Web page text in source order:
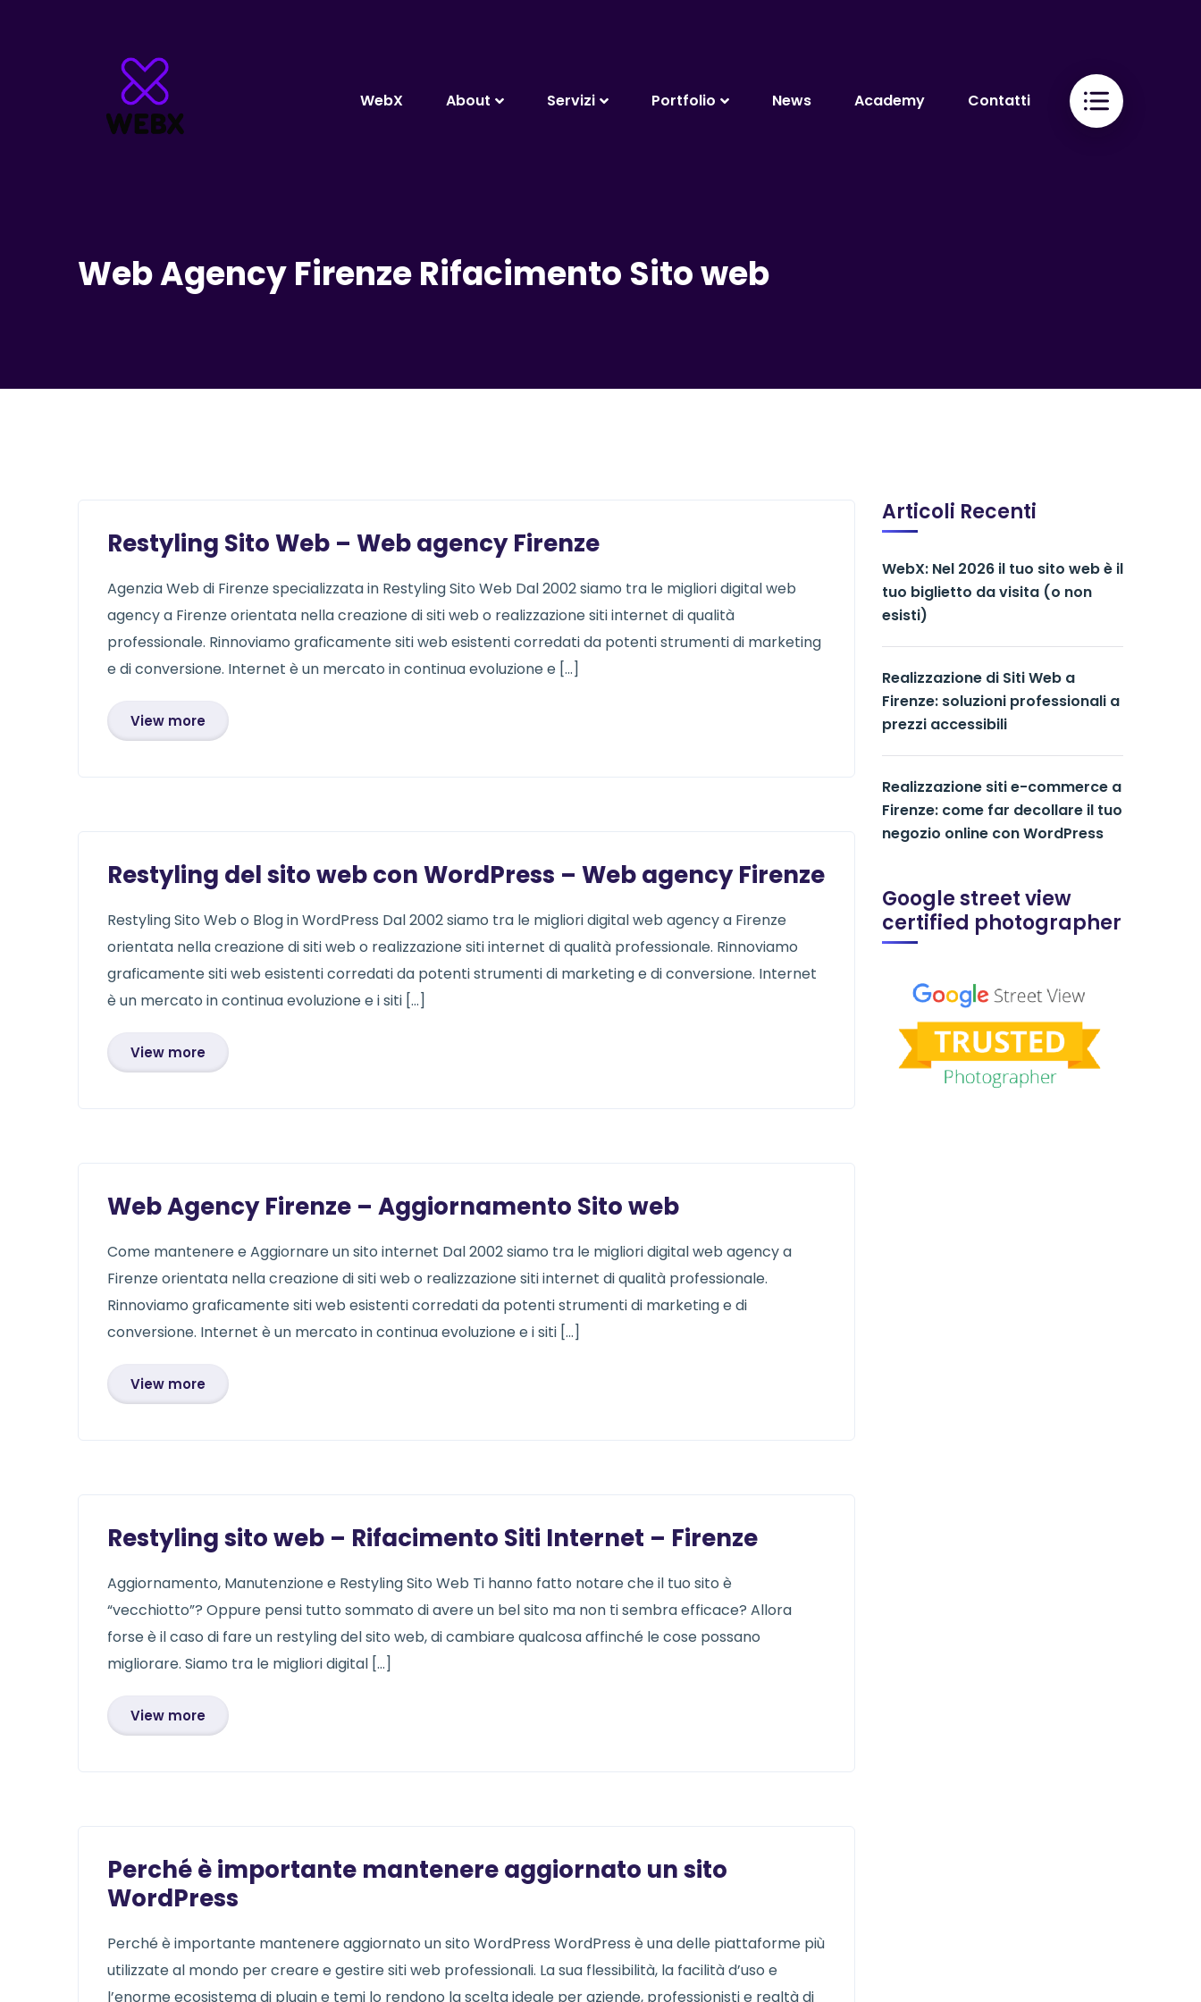
WebX About Servizi Portfolio News Academy Contatti
Web Agency Firenze Rifacimento Sito web
Restyling Sito Web – Web agency Firenze
Agenzia Web di Firenze specializzata in Restyling Sito Web Dal 2002 siamo tra le migliori digital web
agency a Firenze orientata nella creazione di siti web o realizzazione siti internet di qualità
professionale. Rinnoviamo graficamente siti web esistenti corredati da potenti strumenti di marketing
e di conversione. Internet è un mercato in continua evoluzione e […]
View more
Restyling del sito web con WordPress – Web agency Firenze
Restyling Sito Web o Blog in WordPress Dal 2002 siamo tra le migliori digital web agency a Firenze
orientata nella creazione di siti web o realizzazione siti internet di qualità professionale. Rinnoviamo
graficamente siti web esistenti corredati da potenti strumenti di marketing e di conversione. Internet
è un mercato in continua evoluzione e i siti […]
View more
Web Agency Firenze – Aggiornamento Sito web
Come mantenere e Aggiornare un sito internet Dal 2002 siamo tra le migliori digital web agency a
Firenze orientata nella creazione di siti web o realizzazione siti internet di qualità professionale.
Rinnoviamo graficamente siti web esistenti corredati da potenti strumenti di marketing e di
conversione. Internet è un mercato in continua evoluzione e i siti […]
View more
Restyling sito web – Rifacimento Siti Internet – Firenze
Aggiornamento, Manutenzione e Restyling Sito Web Ti hanno fatto notare che il tuo sito è
“vecchiotto”? Oppure pensi tutto sommato di avere un bel sito ma non ti sembra efficace? Allora
forse è il caso di fare un restyling del sito web, di cambiare qualcosa affinché le cose possano
migliorare. Siamo tra le migliori digital […]
View more
Perché è importante mantenere aggiornato un sito
WordPress
Perché è importante mantenere aggiornato un sito WordPress WordPress è una delle piattaforme più
utilizzate al mondo per creare e gestire siti web professionali. La sua flessibilità, la facilità d’uso e
l’enorme ecosistema di plugin e temi lo rendono la scelta ideale per aziende, professionisti e realtà di
Articoli Recenti
WebX: Nel 2026 il tuo sito web è il
tuo biglietto da visita (o non
esisti)
Realizzazione di Siti Web a
Firenze: soluzioni professionali a
prezzi accessibili
Realizzazione siti e-commerce a
Firenze: come far decollare il tuo
negozio online con WordPress
Google street view
certified photographer